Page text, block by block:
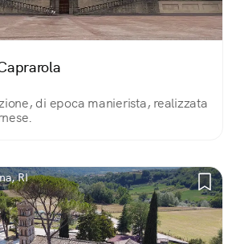
di epoca manierista, realizzata
RI